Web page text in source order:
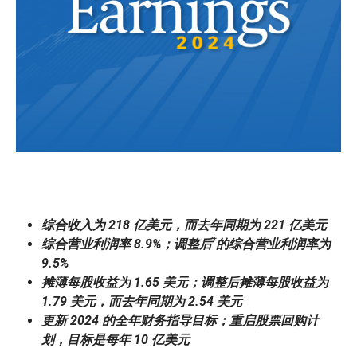
综合收入为 218 亿美元，而去年同期为 221 亿美元
综合营业利润率 8.9%；调整后*的综合营业利润率为
9.5%
摊薄每股收益为 1.65 美元；调整后摊薄每股收益为
1.79 美元，而去年同期为 2.54 美元
更新 2024 的全年财务指导目标；重启股票回购计
划，目标是每年 10 亿美元